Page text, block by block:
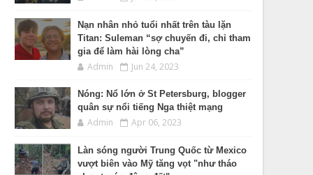
Nạn nhân nhỏ tuổi nhất trên tàu lặn
Titan: Suleman “sợ chuyến đi, chỉ tham
gia để làm hài lòng cha”
Admin Jun 24, 2023
Nóng: Nổ lớn ở St Petersburg, blogger
quân sự nổi tiếng Nga thiệt mạng
Admin Apr 06, 2023
Làn sóng người Trung Quốc từ Mexico
vượt biên vào Mỹ tăng vọt "như tháo